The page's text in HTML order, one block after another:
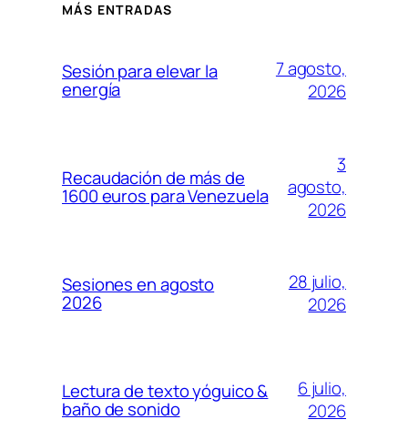
MÁS ENTRADAS
Sesión para elevar la
energía
7 agosto,
2026
Recaudación de más de
1600 euros para Venezuela
3
agosto,
2026
Sesiones en agosto
2026
28 julio,
2026
Lectura de texto yóguico &
baño de sonido
6 julio,
2026